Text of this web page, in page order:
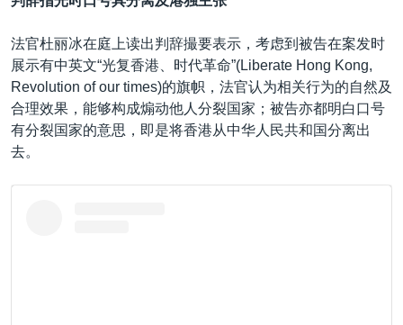
法官杜丽冰在庭上读出判辞撮要表示，考虑到被告在案发时
展示有中英文“光复香港、时代革命”(Liberate Hong Kong,
Revolution of our times)的旗帜，法官认为相关行为的自然及
合理效果，能够构成煽动他人分裂国家；被告亦都明白口号
有分裂国家的意思，即是将香港从中华人民共和国分离出
去。